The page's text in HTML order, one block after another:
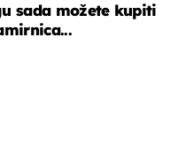
sada možete kupiti